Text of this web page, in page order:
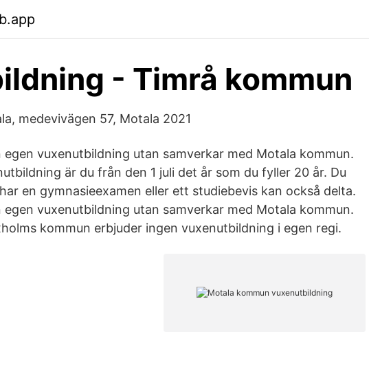
- Timrå kommun
medevivägen 57, Motala 2021
vuxenutbildning utan samverkar med Motala kommun.
är du från den 1 juli det år som du fyller 20 år. Du
en gymnasieexamen eller ett studiebevis kan också delta.
vuxenutbildning utan samverkar med Motala kommun.
kommun erbjuder ingen vuxenutbildning i egen regi.